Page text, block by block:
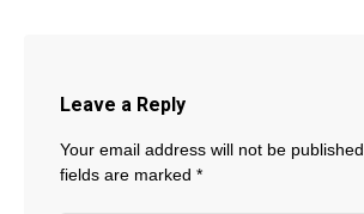
Leave a Reply
Your email address will not be published.
fields are marked *